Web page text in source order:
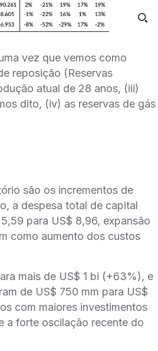
vez que vemos como
reposição (Reservas
atual de 28 anos, (iii)
dito, (iv) as reservas de gás
são os incrementos de
a despesa total de capital
para US$ 8,96, expansão
como aumento dos custos
mais de US$ 1 bi (+63%), e
de US$ 750 mm para US$
com maiores investimentos
a forte oscilação recente do